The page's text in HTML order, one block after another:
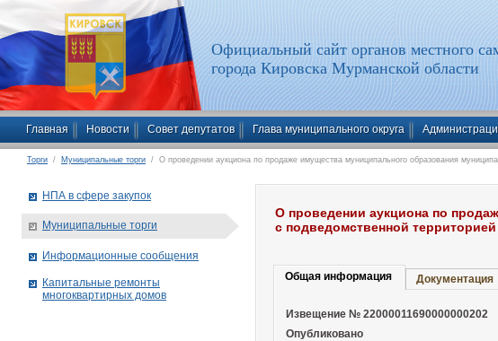
Официальный сайт органов местного
города Кировска Мурманской области
Главная Новости Совет депутатов Глава муниципального округа
Торги / Муниципальные торги / О проведении аукциона по продаже имущества муниципального образования
О проведении аукциона по
с подведомственной
Общая информация Документация
Извещение № 22000011690000000202
Опубликовано
НПА в сфере закупок
Муниципальные торги
Информационные сообщения
Капитальные ремонты
многоквартирных домов